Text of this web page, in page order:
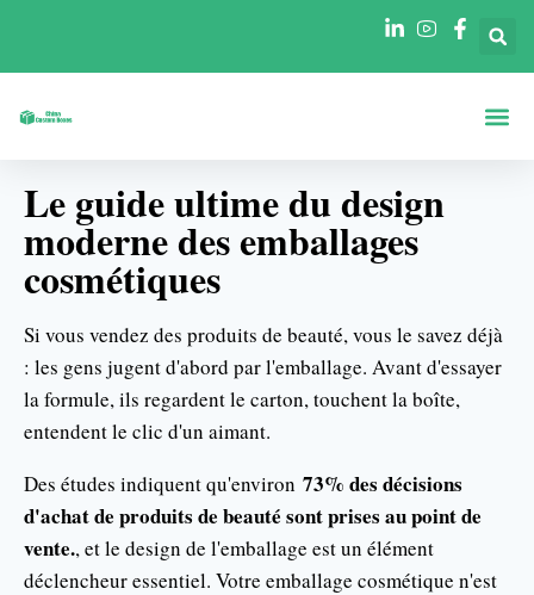
Le guide ultime du design
moderne des emballages
cosmétiques
Si vous vendez des produits de beauté, vous le savez déjà
: les gens jugent d'abord par l'emballage. Avant d'essayer
la formule, ils regardent le carton, touchent la boîte,
entendent le clic d'un aimant.
Des études indiquent qu'environ 73% des décisions
d'achat de produits de beauté sont prises au point de
vente., et le design de l'emballage est un élément
déclencheur essentiel. Votre emballage cosmétique n'est